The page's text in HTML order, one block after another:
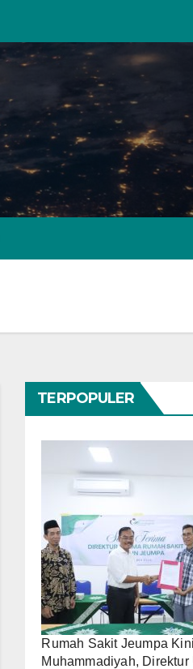
TERPOPULER
Rumah Sakit Jeumpa
Muhammadiyah,